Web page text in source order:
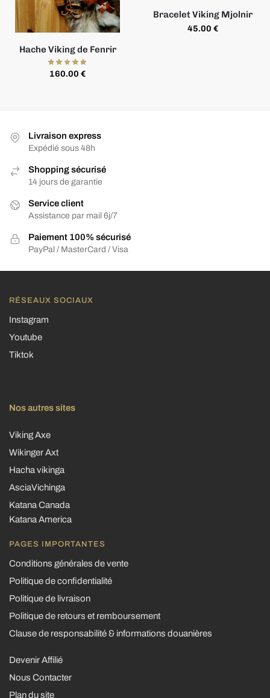
Hache Viking de Fenrir
160.00 €
Bracelet Viking Mjolnir
45.00 €
Livraison express
Expédié sous 48h
Shopping sécurisé
14 jours de garantie
Service client
Assistance par mail 6j/7
Paiement 100% sécurisé
PayPal / MasterCard / Visa
RÉSEAUX SOCIAUX
Instagram
Youtube
Tiktok
Nos autres sites
Viking Axe
Wikinger Axt
Hacha vikinga
AsciaVichinga
Katana Canada
Katana America
PAGES IMPORTANTES
Conditions générales de vente
Politique de confidentialité
Politique de livraison
Politique de retours et remboursement
Clause de responsabilité & informations douanières
Devenir Affilié
Nous Contacter
Plan du site